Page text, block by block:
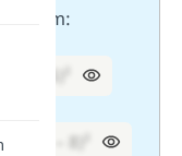
um:
(m – 8)²